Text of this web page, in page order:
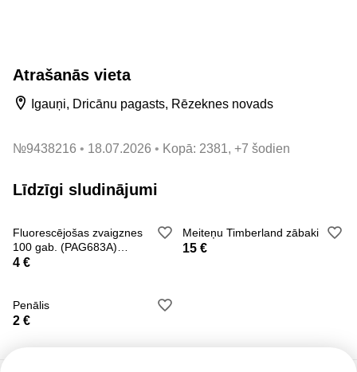
Atrašanās vieta
Igauņi, Dricānu pagasts, Rēzeknes novads
№9438216 18.07.2026 Kopā: 2381, +7 šodien
Līdzīgi sludinājumi
Fluorescējošas zvaigznes
100 gab. (PAG683A)
daudzkrāsaini
4 €
Meiteņu Timberland zābaki
15 €
Penālis
2 €